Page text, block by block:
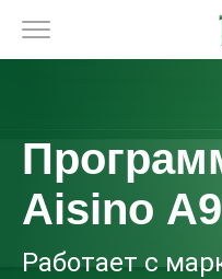
Aisino
Работает с